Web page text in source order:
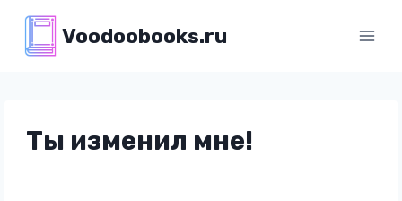
содержимому
Voodoobooks.ru
Ты изменил мне!